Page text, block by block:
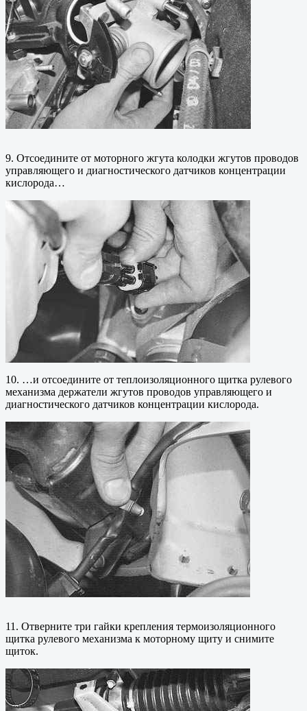
9. Отсоедините от моторного жгута колодки жгутов проводов
управляющего и диагностического датчиков концентрации
кислорода…
10. …и отсоедините от теплоизоляционного щитка рулевого
механизма держатели жгутов проводов управляющего и
диагностического датчиков концентрации кислорода.
11. Отверните три гайки крепления термоизоляционного
щитка рулевого механизма к моторному щиту и снимите
щиток.